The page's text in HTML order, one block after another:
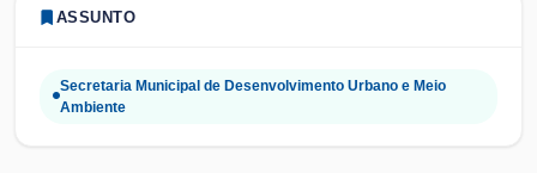
ASSUNTO
Secretaria Municipal de Desenvolvimento Urbano e Meio
Ambiente